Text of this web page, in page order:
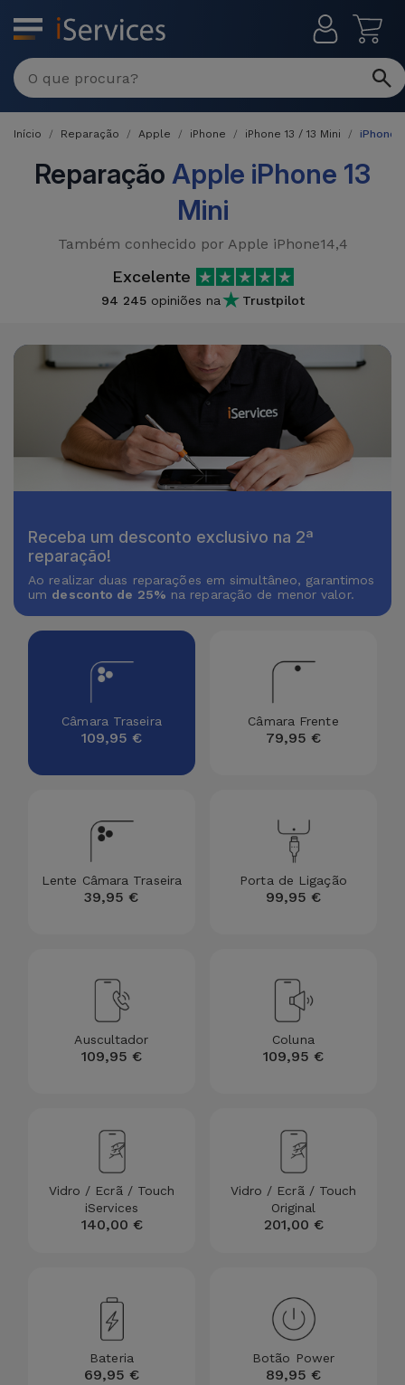
MENU
Início Reparação Apple iPhone iPhone 13 / 13 Mini iPhone
Reparação Apple iPhone 13
Mini
Também conhecido por Apple iPhone14,4
Excelente
94 245opiniões na Trustpilot
Receba um desconto exclusivo na 2ª
reparação!
Ao realizar duas reparações em simultâneo, garantimos
um desconto de 25% na reparação de menor valor.
Câmara Traseira
109,95 €
Câmara Frente
79,95 €
Lente Câmara Traseira
39,95 €
Porta de Ligação
99,95 €
Auscultador
109,95 €
Coluna
109,95 €
Vidro / Ecrã / Touch
iServices
140,00 €
Vidro / Ecrã / Touch
Original
201,00 €
Bateria
69,95 €
Botão Power
89,95 €